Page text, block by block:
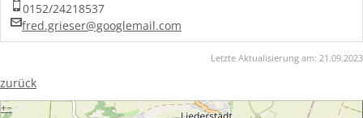
0152/24218537
fred.grieser@googlemail.com
Letzte Aktualisierung am: 21.09.2023
zurück
+−